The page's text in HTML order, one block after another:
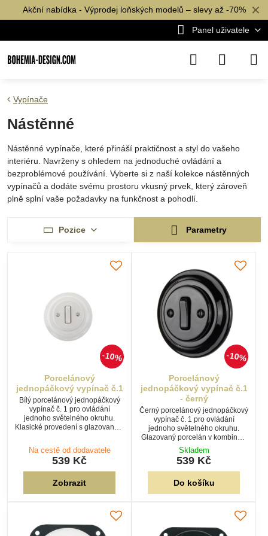
✕
Akční nabídka - Výprodej loňských modelů – slevy až -70%
Panel uživatele
Vypínače
Nástěnné
Nástěnné vypínače, které přináší praktičnost a styl do vašeho
interiéru. Navrženy s ohledem na jednoduché ovládání a
bezproblémové používání. Vyberte si z naší kolekce nástěnných
vypínačů a dodáte svému prostoru vkusný prvek, který zároveň
plně splní vaše požadavky na funkčnost a pohodlí.
Pozice Parametry
10%
Porcelánový
jednopáčkový vypínač č.1
Bílý porcelánový jednopáčkový
vypínač č. 1 pro ovládání
jednoho světelného okruhu.
Klasické provedení s glazovaným
elektroinstalace.
Na cestě od dodavatele
539 Kč
Zobrazit
10%
Porcelánový
jednopáčkový vypínač č.1
- černý
Černý porcelánový jednopáčkový
vypínač č. 1 pro ovládání
jednoho světelného okruhu.
Glazovaný porcelán v kombinaci
s klasickou páčkou dodává
elektroinstalaci výrazný a
elegantní vzhled.
Skladem
539 Kč
Do košíku